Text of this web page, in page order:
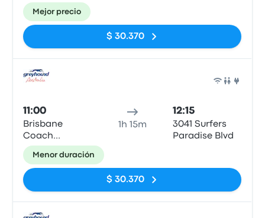
Terminal,
Parkland Cres
Mejor precio
$ 30.370
11:00
Brisbane
Coach
Terminal,
Parkland Cres
1h 15m
12:15
3041 Surfers
Paradise Blvd
Menor duración
$ 30.370